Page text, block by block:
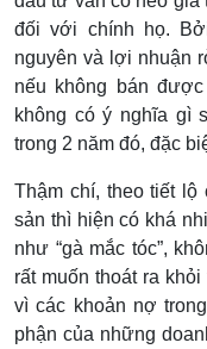
đối với chính họ.
nguyên và lợi nhuận
nếu không bán
không có ý nghĩa gì
trong 2 năm đó, đặc
Thậm chí, theo tiết lộ
sản thì hiện có khá
như “gà mắc tóc”,
rất muốn thoát ra
vì các khoản nợ
phận của những